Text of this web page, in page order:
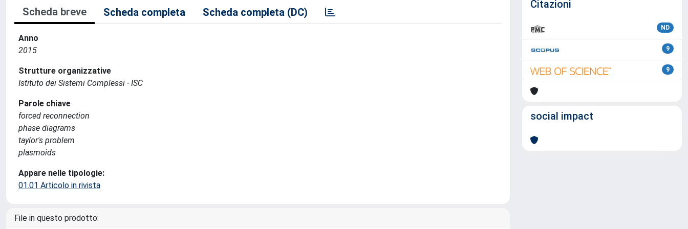
Scheda breve Scheda completa Scheda completa (DC)
Anno
2015
Strutture organizzative
Istituto dei Sistemi Complessi - ISC
Parole chiave
forced reconnection
phase diagrams
taylor's problem
plasmoids
Appare nelle tipologie:
01.01 Articolo in rivista
File in questo prodotto:
Citazioni
ND
9
9
social impact